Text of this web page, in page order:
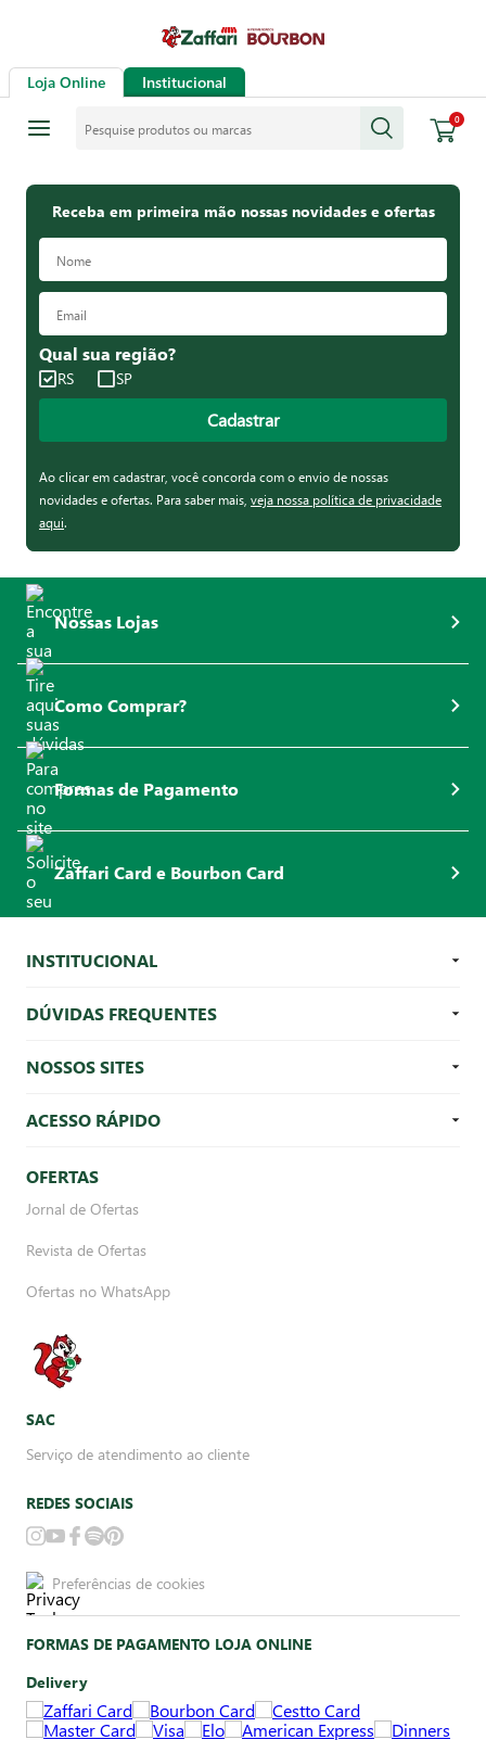
Loja Online Institucional
0
Receba em primeira mão nossas novidades e ofertas
Qual sua região?
RS SP
Cadastrar
Ao clicar em cadastrar, você concorda com o envio de nossas
novidades e ofertas. Para saber mais, veja nossa política de privacidade
aqui.
Nossas Lojas
Como Comprar?
Formas de Pagamento
Zaffari Card e Bourbon Card
INSTITUCIONAL
DÚVIDAS FREQUENTES
NOSSOS SITES
ACESSO RÁPIDO
OFERTAS
Jornal de Ofertas
Revista de Ofertas
Ofertas no WhatsApp
SAC
Serviço de atendimento ao cliente
REDES SOCIAIS
Preferências de cookies
FORMAS DE PAGAMENTO LOJA ONLINE
Delivery